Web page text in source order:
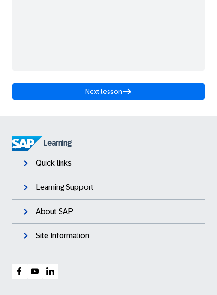
Next lesson
Learning
Quick links
Learning Support
About SAP
Site Information